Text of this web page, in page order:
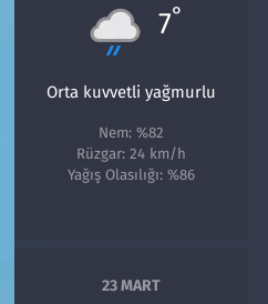
7°
Orta kuvvetli yağmurlu
Nem: %82
Rüzgar: 24 km/h
Yağış Olasılığı: %86
23 MART